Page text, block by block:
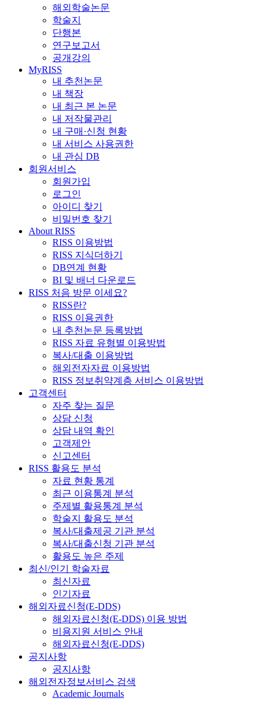
해외학술논문
학술지
단행본
연구보고서
공개강의
MyRISS
내 추천논문
내 책장
내 최근 본 논문
내 저작물관리
내 구매·신청 현황
내 서비스 사용권한
내 관심 DB
회원서비스
회원가입
로그인
아이디 찾기
비밀번호 찾기
About RISS
RISS 이용방법
RISS 지식더하기
DB연계 현황
BI 및 배너 다운로드
RISS 처음 방문 이세요?
RISS란?
RISS 이용권한
내 추천논문 등록방법
RISS 자료 유형별 이용방법
복사/대출 이용방법
해외전자자료 이용방법
RISS 정보취약계층 서비스 이용방법
고객센터
자주 찾는 질문
상담 신청
상담 내역 확인
고객제안
신고센터
RISS 활용도 분석
자료 현황 통계
최근 이용통계 분석
주제별 활용통계 분석
학술지 활용도 분석
복사/대출제공 기관 분석
복사/대출신청 기관 분석
활용도 높은 주제
최신/인기 학술자료
최신자료
인기자료
해외자료신청(E-DDS)
해외자료신청(E-DDS) 이용 방법
비용지원 서비스 안내
해외자료신청(E-DDS)
공지사항
공지사항
해외전자정보서비스 검색
Academic Journals